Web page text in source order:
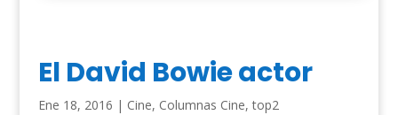
El David Bowie actor
Ene 18, 2016 | Cine, Columnas Cine,top2